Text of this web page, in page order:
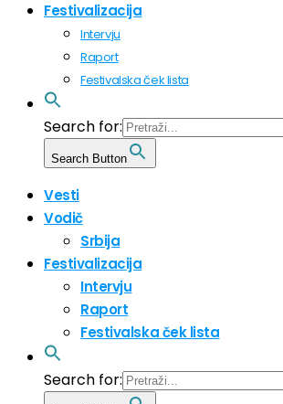
Festivalizacija
Intervju
Raport
Festivalska ček lista
Search for:
Search Button
Vesti
Vodič
Srbija
Festivalizacija
Intervju
Raport
Festivalska ček lista
Search for: